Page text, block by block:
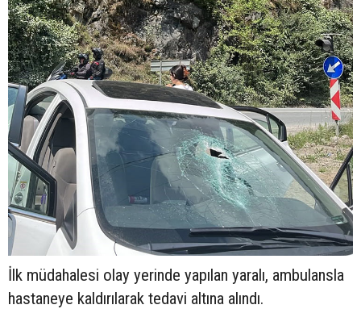
İlk müdahalesi olay yerinde yapılan yaralı, ambulansla
hastaneye kaldırılarak tedavi altına alındı.